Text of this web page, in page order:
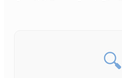
🔍